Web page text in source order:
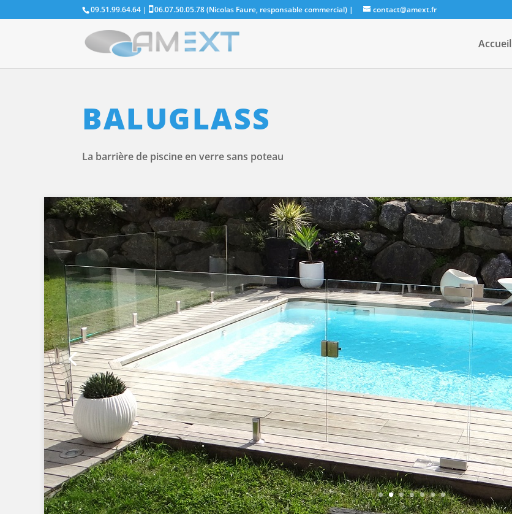
09.51.99.64.64 | 06.07.50.05.78 (Nicolas Faure, responsable commercial) | contact@amext.fr
Accueil
BALUGLASS
La barrière de piscine en verre sans poteau